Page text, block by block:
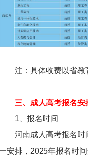
注：具体收费以省教
三、成人高考报名安
1、报名时间
河南成人高考报名时
安排，2025年报名时